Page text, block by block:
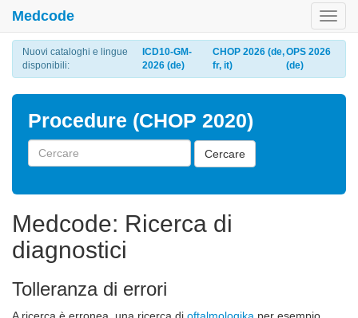
Medcode
Nuovi cataloghi e lingue
disponibili:
ICD10-GM-
2026 (de)
CHOP 2026 (de,
fr, it)
OPS 2026
(de)
Procedure (CHOP 2020)
Cercare
Medcode: Ricerca di
diagnostici
Tolleranza di errori